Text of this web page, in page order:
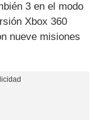
3 en el modo
Xbox 360
nueve misiones